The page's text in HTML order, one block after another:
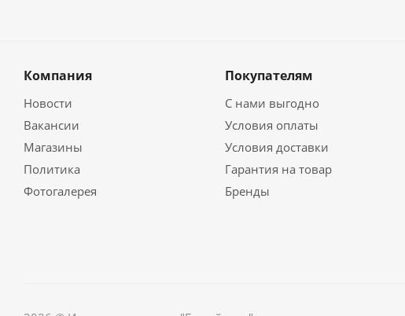
Компания
Новости
Вакансии
Магазины
Политика
Фотогалерея
Покупателям
С нами выгодно
Условия оплаты
Условия доставки
Гарантия на товар
Бренды